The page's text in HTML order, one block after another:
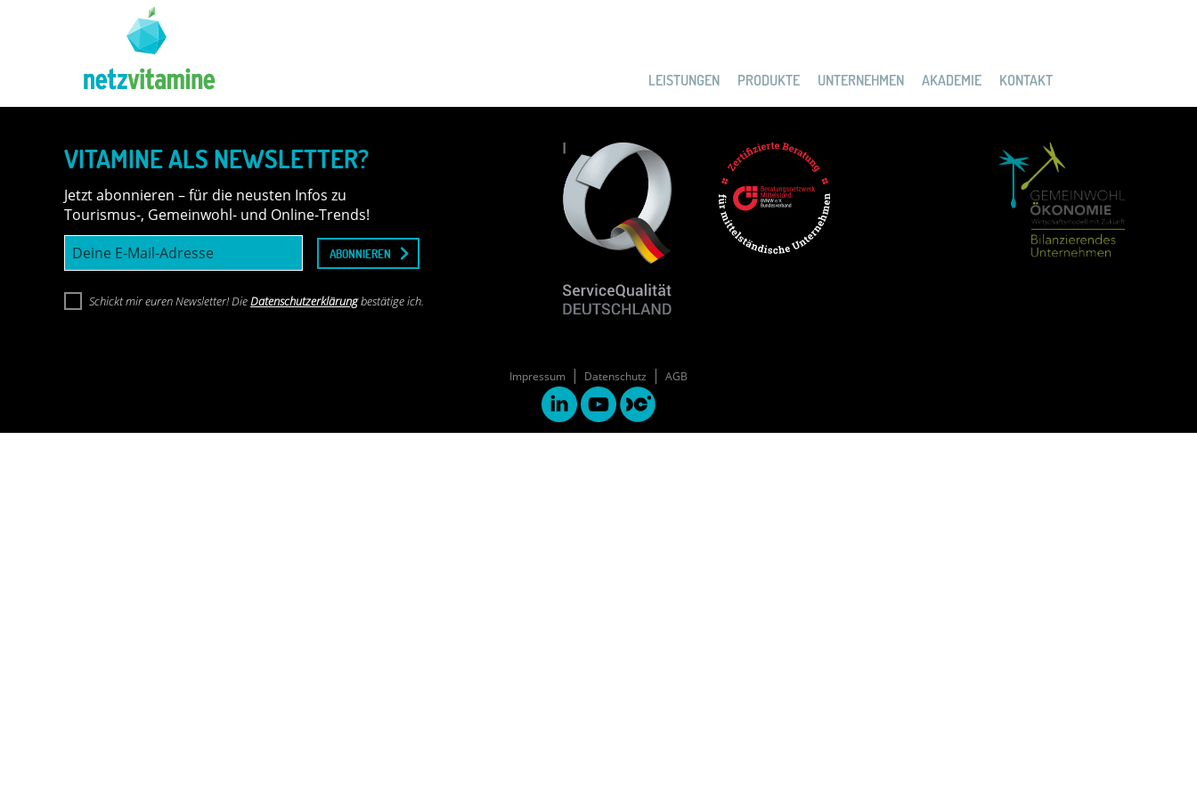
LEISTUNGEN PRODUKTE UNTERNEHMEN AKADEMIE KONTAKT
VITAMINE ALS NEWSLETTER?
Jetzt abonnieren – für die neusten Infos zu
Tourismus-, Gemeinwohl- und Online-Trends!
E-
Mail-
Adresse
ABONNIEREN
Schickt mir euren Newsletter! DieDatenschutzerklärungbestätige ich.
Impressum Datenschutz AGB